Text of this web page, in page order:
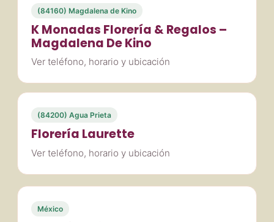
(84160) Magdalena de Kino
K Monadas Florería & Regalos –
Magdalena De Kino
Ver teléfono, horario y ubicación
(84200) Agua Prieta
Florería Laurette
Ver teléfono, horario y ubicación
México